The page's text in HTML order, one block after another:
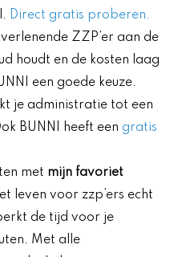
Direct gratis proberen.
ZZP’er aan de
houdt en de kosten laag
een goede keuze.
je administratie tot een
BUNNI heeft een gratis
met mijn favoriet
leven voor zzp’ers echt
de tijd voor je
Met alle